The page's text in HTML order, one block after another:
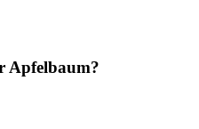
Apfelbaum?